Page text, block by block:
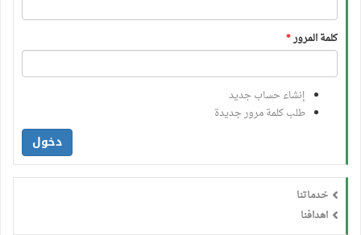
كلمة المرور*
إنشاء حساب جديد
طلب كلمة مرور جديدة
دخول
خدماتنا
اهدافنا